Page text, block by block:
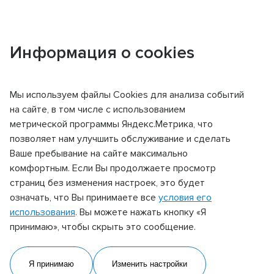
Информация о cookies
Мы используем файлы Сookies для анализа событий
на сайте, в том числе с использованием
метрической программы Яндекс.Метрика, что
позволяет нам улучшить обслуживание и сделать
Ваше пребывание на сайте максимально
комфортным. Если Вы продолжаете просмотр
страниц без изменения настроек, это будет
означать, что Вы принимаете все условия его
использования. Вы можете нажать кнопку «Я
принимаю», чтобы скрыть это сообщение.
Я принимаю Изменить настройки
КОНТАКТЫ
Фронт-офис
Адрес
662549, Красноярский край, г. Лесосибирск,
ул. Енисейская, д. 28
Телефон:
+7 (391) 456 18 98